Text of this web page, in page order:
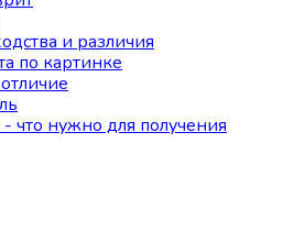
и различия
по картинке
что нужно для получения